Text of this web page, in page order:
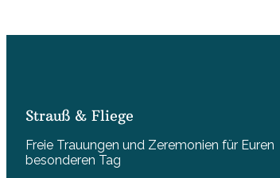
Strauß & Fliege
Freie Trauungen und Zeremonien für Euren
besonderen Tag